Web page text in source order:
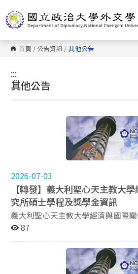
到
主
要
內
容
區 首頁 / 公告資訊 / 其他公告
:::
:::
其他公告
2026-07-03
【轉發】義大利聖心天主教大
究所碩士學程及獎學金資訊
義大利聖心天主教大學經濟與國際
Graduate School of Economics and
2026/2027 學年度提供多項碩士學
學金，歡迎有意赴海外深造的同學
87